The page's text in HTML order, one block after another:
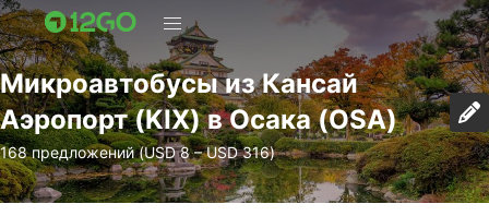
Микроавтобусы из Кансай
Аэропорт (KIX) в Осака (OSA)
168 предложений (USD 8 – USD 316)